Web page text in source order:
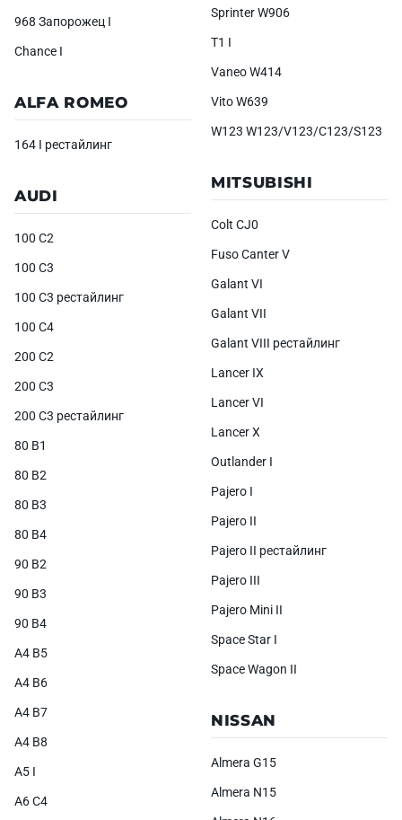
968 Запорожец I
Chance I
ALFA ROMEO
164 I рестайлинг
AUDI
100 C2
100 C3
100 C3 рестайлинг
100 C4
200 C2
200 C3
200 C3 рестайлинг
80 B1
80 B2
80 B3
80 B4
90 B2
90 B3
90 B4
A4 B5
A4 B6
A4 B7
A4 B8
A5 I
A6 C4
Sprinter W906
T1 I
Vaneo W414
Vito W639
W123 W123/V123/C123/S123
MITSUBISHI
Colt CJ0
Fuso Canter V
Galant VI
Galant VII
Galant VIII рестайлинг
Lancer IX
Lancer VI
Lancer X
Outlander I
Pajero I
Pajero II
Pajero II рестайлинг
Pajero III
Pajero Mini II
Space Star I
Space Wagon II
NISSAN
Almera G15
Almera N15